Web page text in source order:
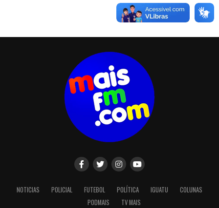
NOTICIAS POLICIAL FUTEBOL POLÍTICA IGUATU
COLUNAS
PODMAIS
TV MAIS